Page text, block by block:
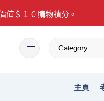
值＄１０購物積分。
主頁